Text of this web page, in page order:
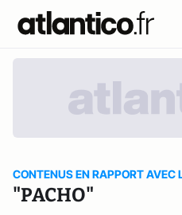
CONTENUS EN RAPPORT AVEC
"PACHO"